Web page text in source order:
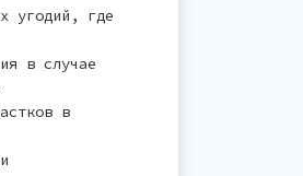
угодий, где
в случае
в